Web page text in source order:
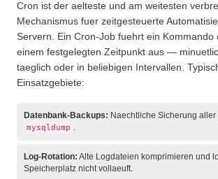
Cron ist der aelteste und am weitesten
Mechanismus fuer zeitgesteuerte
Servern. Ein Cron-Job fuehrt ein Kommando
einem festgelegten Zeitpunkt aus —
taeglich oder in beliebigen Intervallen.
Einsatzgebiete:
Datenbank-Backups: Naechtliche Sicherung aller
mysqldump .
Log-Rotation: Alte Logdateien komprimieren und
Speicherplatz nicht vollaeuft.